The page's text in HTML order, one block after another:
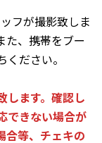
フが撮影致しま
た、携帯をブー
ださい。
します。確認し
できない場合が
合等、チェキの